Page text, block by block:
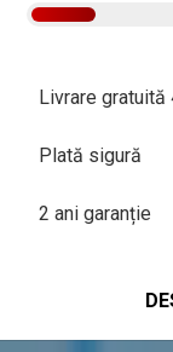
Livrare gratuită
Plată sigură
2 ani garanție